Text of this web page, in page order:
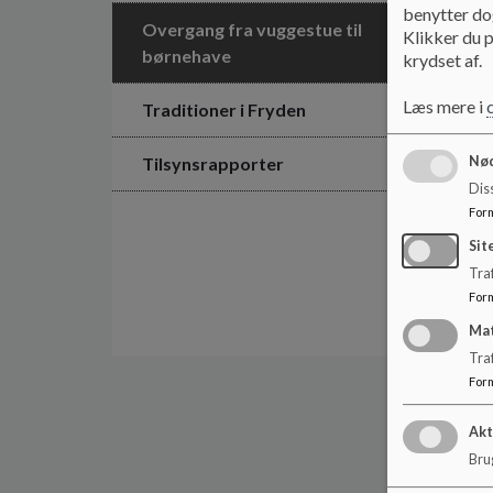
Overgang fra vuggestue til
børnehave
Traditioner i Fryden
Tilsynsrapporter
benytter
Klikker du
krydset af.
Læs mere i